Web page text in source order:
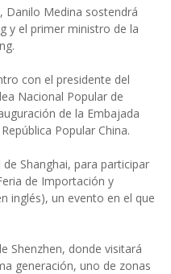
Danilo Medina sostendrá
y el primer ministro de la
con el presidente del
Nacional Popular de
de la Embajada
Popular China.
Shanghai, para participar
de Importación y
inglés), un evento en el que
Shenzhen, donde visitará
generación, uno de zonas